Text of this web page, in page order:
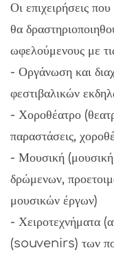
Οι επιχειρήσεις
θα
ωφελούμενους με
- Οργάνωση και
φεστιβαλικών
- Χοροθέατρο
παραστάσεις,
- Μουσική (μουσική
δρώμενων,
μουσικών έργων)
- Χειροτεχνήματα
(souvenirs) των